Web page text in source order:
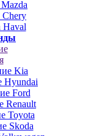
Haval
Kia
Hyundai
Ford
Renault
Toyota
Skoda